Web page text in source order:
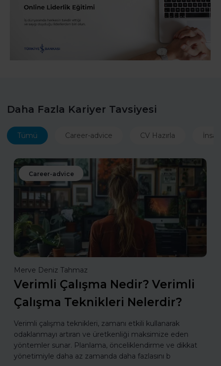
Daha Fazla Kariyer Tavsiyesi
Tümü Career-advice CV Hazırla
Career-advice
Merve Deniz Tahmaz
Verimli Çalışma Nedir? Verimli
Çalışma Teknikleri Nelerdir?
Verimli çalışma teknikleri, zamanı etkili kullanarak
odaklanmayı artıran ve üretkenliği maksimize eden
yöntemler sunar. Planlama, önceliklendirme ve dikkat
yönetimiyle daha az zamanda daha fazlasını b